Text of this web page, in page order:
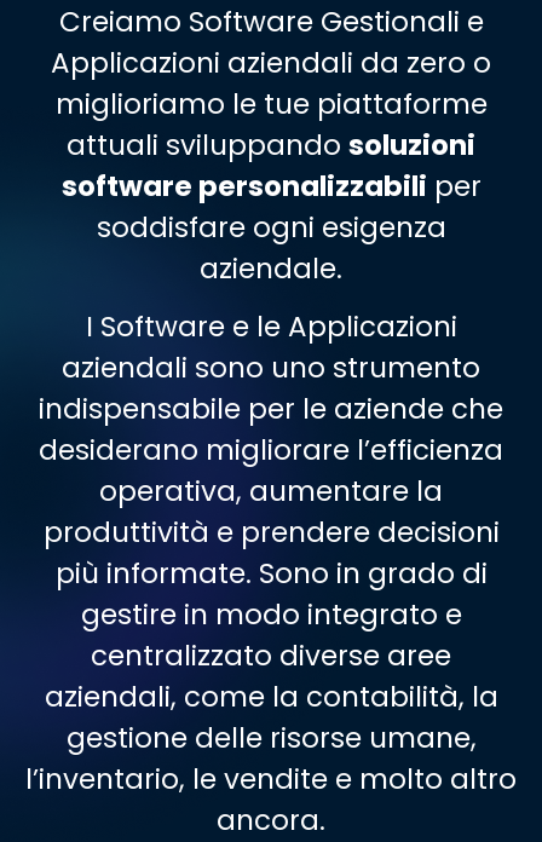
Creiamo Software Gestionali e
Applicazioni aziendali da zero o
miglioriamo le tue piattaforme
attuali sviluppando soluzioni
software personalizzabili per
soddisfare ogni esigenza
aziendale.
I Software e le Applicazioni
aziendali sono uno strumento
indispensabile per le aziende che
desiderano migliorare l’efficienza
operativa, aumentare la
produttività e prendere decisioni
più informate. Sono in grado di
gestire in modo integrato e
centralizzato diverse aree
aziendali, come la contabilità, la
gestione delle risorse umane,
l’inventario, le vendite e molto altro
ancora.